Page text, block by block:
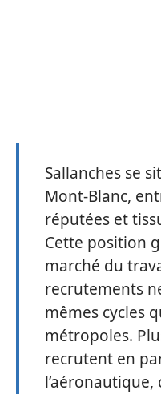
Sallanches se
Mont-Blanc,
réputées et
Cette position
marché du
recrutements
mêmes cycles
métropoles.
recrutent en